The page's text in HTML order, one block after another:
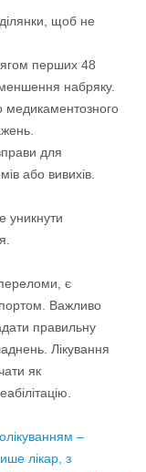
щоб не
перших 48
набряку.
медикаментозного
для
або вивихів.
уникнути
є
Важливо
правильну
Лікування
як
–
лікар, з